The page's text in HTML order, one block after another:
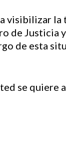
visibilizar
de Justicia
de esta
se quiere